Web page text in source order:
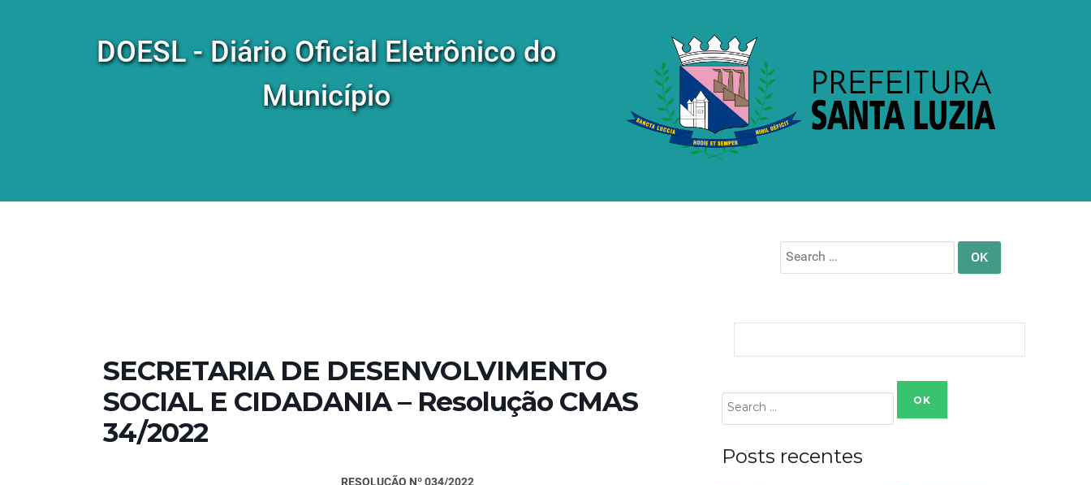
DOESL - Diário Oficial Eletrônico do
Município
Search
for:
SECRETARIA DE DESENVOLVIMENTO
SOCIAL E CIDADANIA – Resolução CMAS
34/2022
RESOLUÇÃO Nº 034/2022
Search
for:
Posts recentes